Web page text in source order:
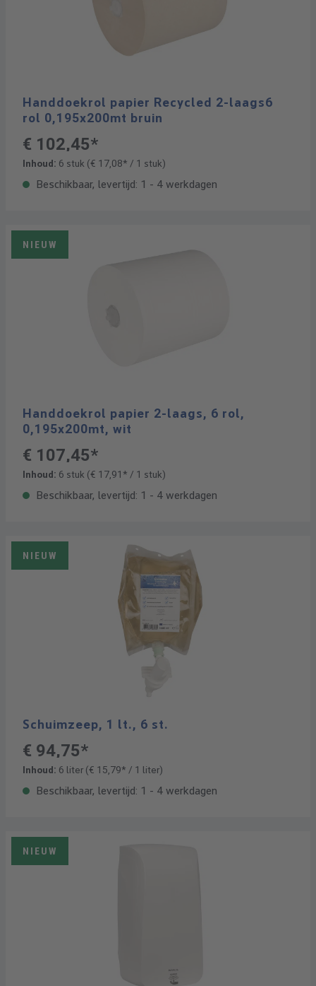
Handdoekrol papier Recycled 2-laags6
rol 0,195x200mt bruin
€ 102,45*
Inhoud: 6 stuk (€ 17,08* / 1 stuk)
Beschikbaar, levertijd: 1 - 4 werkdagen
NIEUW
Handdoekrol papier 2-laags, 6 rol,
0,195x200mt, wit
€ 107,45*
Inhoud: 6 stuk (€ 17,91* / 1 stuk)
Beschikbaar, levertijd: 1 - 4 werkdagen
NIEUW
Schuimzeep, 1 lt., 6 st.
€ 94,75*
Inhoud: 6 liter (€ 15,79* / 1 liter)
Beschikbaar, levertijd: 1 - 4 werkdagen
NIEUW